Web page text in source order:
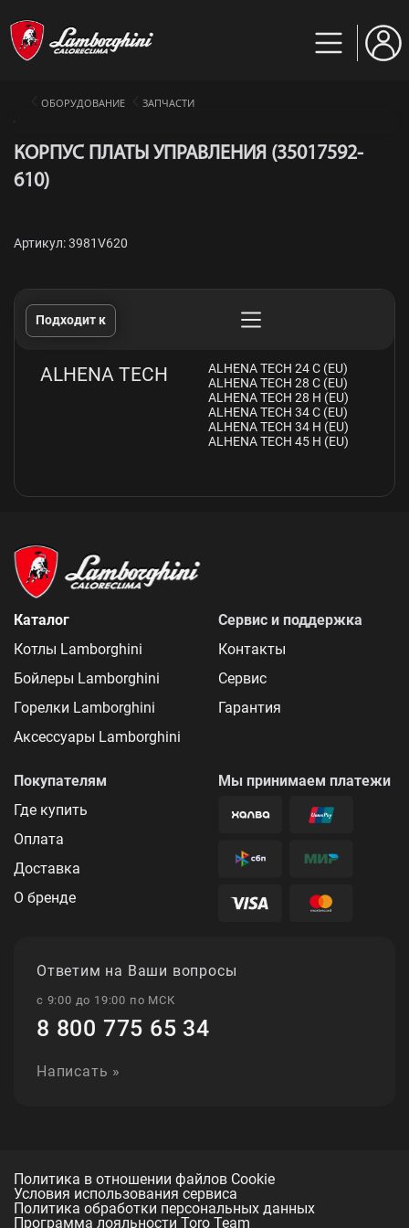
ОБОРУДОВАНИЕ ЗАПЧАСТИ
КОРПУС ПЛАТЫ УПРАВЛЕНИЯ (35017592-
610)
Артикул: 3981V620
Подходит к
ALHENA TECH
ALHENA TECH 24 C (EU)
ALHENA TECH 28 C (EU)
ALHENA TECH 28 H (EU)
ALHENA TECH 34 C (EU)
ALHENA TECH 34 H (EU)
ALHENA TECH 45 H (EU)
Каталог
Котлы Lamborghini
Бойлеры Lamborghini
Горелки Lamborghini
Аксессуары Lamborghini
Сервис и поддержка
Контакты
Сервис
Гарантия
Покупателям
Где купить
Оплата
Доставка
О бренде
Мы принимаем платежи
Ответим на Ваши вопросы
с 9:00 до 19:00 по МСК
8 800 775 65 34
Написать »
Политика в отношении файлов Cookie
Условия использования сервиса
Политика обработки персональных данных
Программа лояльности Toro Team